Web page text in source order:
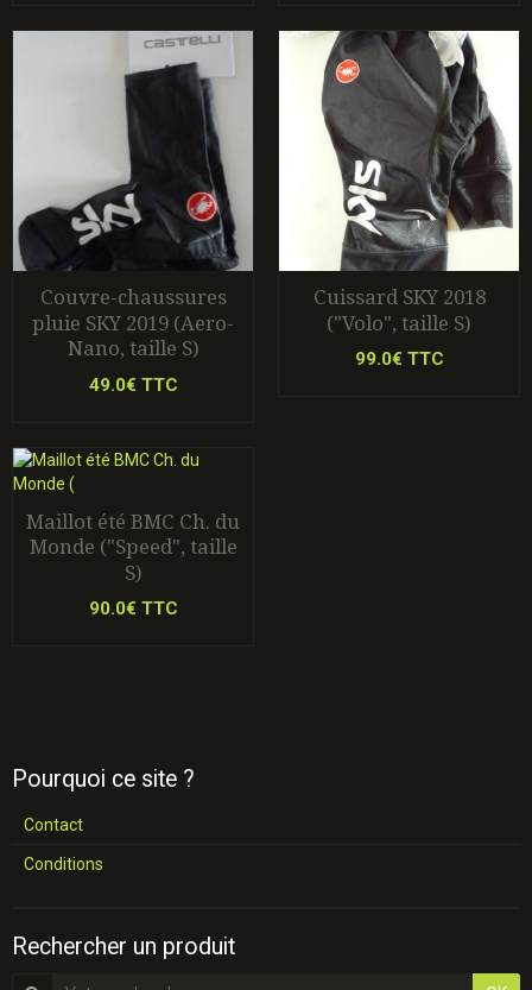
Couvre-chaussures
pluie SKY 2019 (Aero-
Nano, taille S)
49.0€ TTC
Cuissard SKY 2018
("Volo", taille S)
99.0€ TTC
Maillot été BMC Ch. du
Monde ("Speed", taille
S)
90.0€ TTC
Pourquoi ce site ?
Contact
Conditions
Rechercher un produit